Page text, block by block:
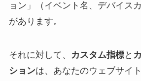
ョン」（イベント名、デバイス
があります。
それに対して、 カスタム指標と
ションは、あなたのウェブサイ